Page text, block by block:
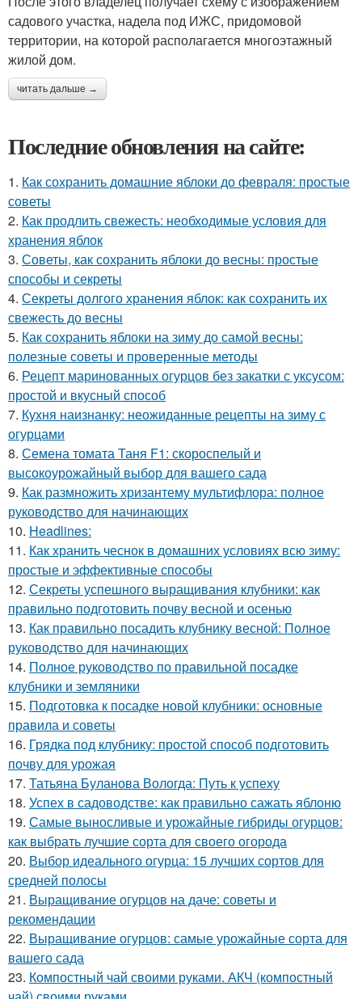
садового участка, надела под ИЖС, придомовой
территории, на которой располагается многоэтажный
жилой дом.
читать дальше →
Последние обновления на сайте:
1. Как сохранить домашние яблоки до февраля: простые
советы
2. Как продлить свежесть: необходимые условия для
хранения яблок
3. Советы, как сохранить яблоки до весны: простые
способы и секреты
4. Секреты долгого хранения яблок: как сохранить их
свежесть до весны
5. Как сохранить яблоки на зиму до самой весны:
полезные советы и проверенные методы
6. Рецепт маринованных огурцов без закатки с уксусом:
простой и вкусный способ
7. Кухня наизнанку: неожиданные рецепты на зиму с
огурцами
8. Семена томата Таня F1: скороспелый и
высокоурожайный выбор для вашего сада
9. Как размножить хризантему мультифлора: полное
руководство для начинающих
10. Headlines:
11. Как хранить чеснок в домашних условиях всю зиму:
простые и эффективные способы
12. Секреты успешного выращивания клубники: как
правильно подготовить почву весной и осенью
13. Как правильно посадить клубнику весной: Полное
руководство для начинающих
14. Полное руководство по правильной посадке
клубники и земляники
15. Подготовка к посадке новой клубники: основные
правила и советы
16. Грядка под клубнику: простой способ подготовить
почву для урожая
17. Татьяна Буланова Вологда: Путь к успеху
18. Успех в садоводстве: как правильно сажать яблоню
19. Самые выносливые и урожайные гибриды огурцов:
как выбрать лучшие сорта для своего огорода
20. Выбор идеального огурца: 15 лучших сортов для
средней полосы
21. Выращивание огурцов на даче: советы и
рекомендации
22. Выращивание огурцов: самые урожайные сорта для
вашего сада
23. Компостный чай своими руками. АКЧ (компостный